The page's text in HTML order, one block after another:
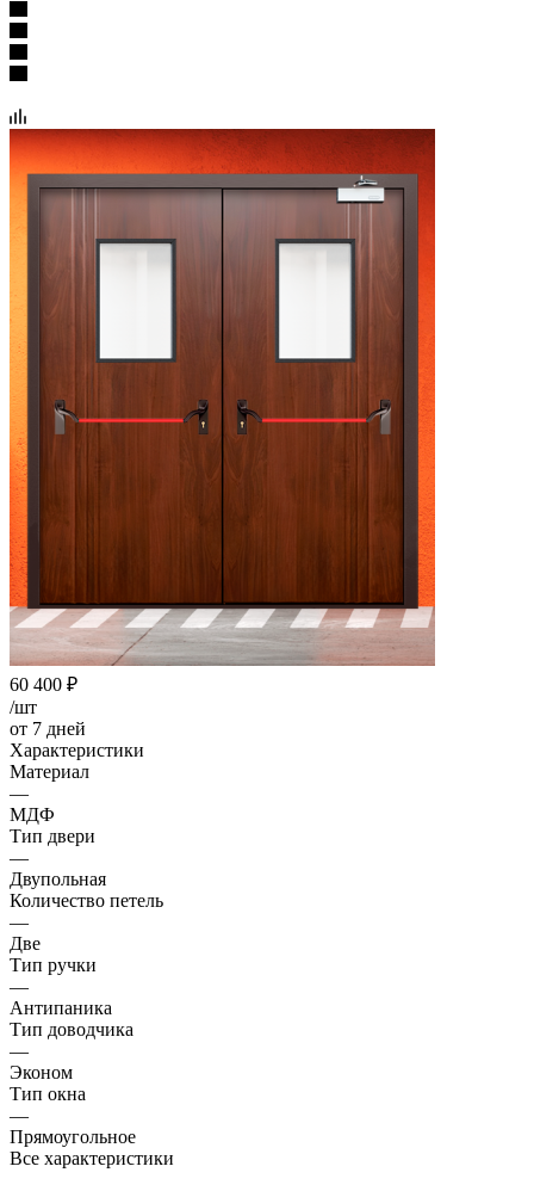
60 400 ₽
/шт
от 7 дней
Характеристики
Материал
—
МДФ
Тип двери
—
Двупольная
Количество петель
—
Две
Тип ручки
—
Антипаника
Тип доводчика
—
Эконом
Тип окна
—
Прямоугольное
Все характеристики